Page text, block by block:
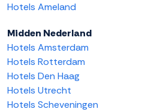
Hotels Ameland
Midden Nederland
Hotels Amsterdam
Hotels Rotterdam
Hotels Den Haag
Hotels Utrecht
Hotels Scheveningen